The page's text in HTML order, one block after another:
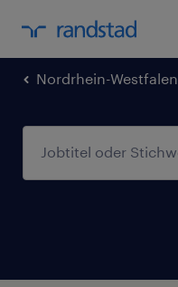
Nordrhein-Westfalen